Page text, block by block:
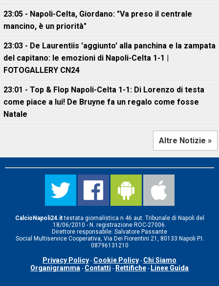
23:05 - Napoli-Celta, Giordano: "Va preso il centrale
mancino, è un priorità"
23:03 - De Laurentiis 'aggiunto' alla panchina e la zampata
del capitano: le emozioni di Napoli-Celta 1-1 |
FOTOGALLERY CN24
23:01 - Top & Flop Napoli-Celta 1-1: Di Lorenzo di testa
come piace a lui! De Bruyne fa un regalo come fosse
Natale
Altre Notizie »
CalcioNapoli24.ittestata giornalistica n.46 aut. Tribunale di Napoli del
18/06/2010 - N. registrazione ROC-27006.
Direttore responsabile: Salvatore Passante
Social Multiservice Cooperativa, Via Dei Fiorentini 21, 80133 Napoli P.I.
08796131210
Privacy Policy - Cookie Policy - Chi Siamo
Organigramma - Contatti - Rettifiche - Linee Guida